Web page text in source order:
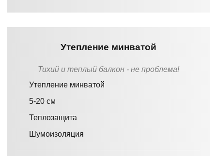
Утепление минватой
Тихий и теплый балкон - не проблема!
Утепление минватой
5-20 см
Теплозащита
Шумоизоляция